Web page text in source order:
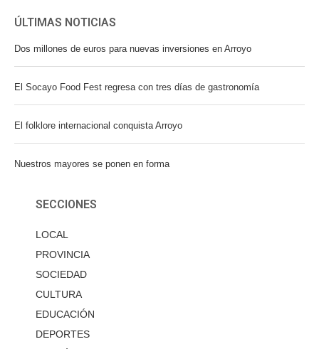
ÚLTIMAS NOTICIAS
Dos millones de euros para nuevas inversiones en Arroyo
El Socayo Food Fest regresa con tres días de gastronomía
El folklore internacional conquista Arroyo
Nuestros mayores se ponen en forma
SECCIONES
LOCAL
PROVINCIA
SOCIEDAD
CULTURA
EDUCACIÓN
DEPORTES